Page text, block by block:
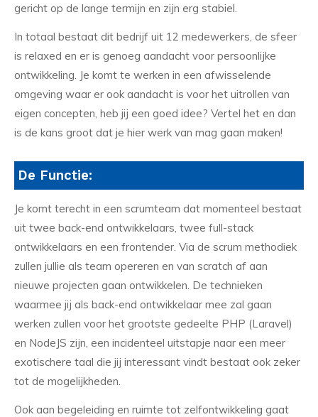
gericht op de lange termijn en zijn erg stabiel.
In totaal bestaat dit bedrijf uit 12 medewerkers, de sfeer
is relaxed en er is genoeg aandacht voor persoonlijke
ontwikkeling. Je komt te werken in een afwisselende
omgeving waar er ook aandacht is voor het uitrollen van
eigen concepten, heb jij een goed idee? Vertel het en dan
is de kans groot dat je hier werk van mag gaan maken!
De Functie:
Je komt terecht in een scrumteam dat momenteel bestaat
uit twee back-end ontwikkelaars, twee full-stack
ontwikkelaars en een frontender. Via de scrum methodiek
zullen jullie als team opereren en van scratch af aan
nieuwe projecten gaan ontwikkelen. De technieken
waarmee jij als back-end ontwikkelaar mee zal gaan
werken zullen voor het grootste gedeelte PHP (Laravel)
en NodeJS zijn, een incidenteel uitstapje naar een meer
exotischere taal die jij interessant vindt bestaat ook zeker
tot de mogelijkheden.
Ook aan begeleiding en ruimte tot zelfontwikkeling gaat